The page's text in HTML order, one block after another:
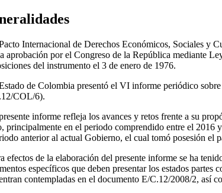
Internacional de Derechos Económicos, Sociales y
aprobación por el Congreso de la República mediante
del instrumento el 3 de enero de 1976.
de Colombia presentó el VI informe periódico
COL/6).
informe refleja los avances y retos frente a su
principalmente en el periodo comprendido entre el
anterior al actual Gobierno, el cual tomó posesión el
efectos de la elaboración del presente informe se ha
específicos que deben presentar los estados
contempladas en el documento E/C.12/2008/2, así